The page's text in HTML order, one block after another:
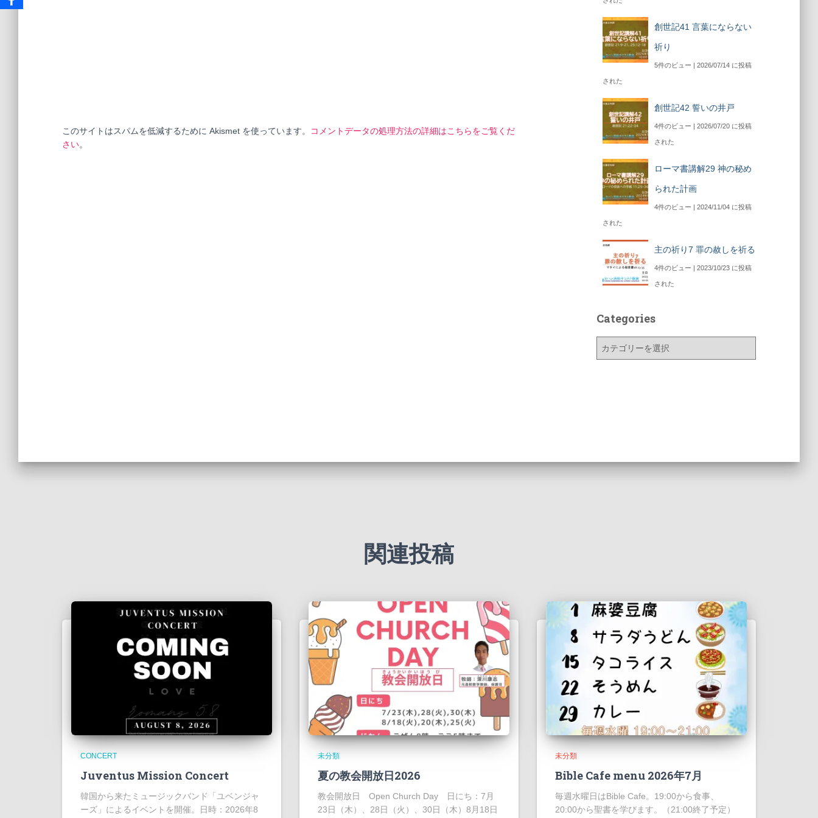
このサイトはスパムを低減するために Akismet を使っています。
コメントデータの処理方法の詳細はこちらをご覧くだ
さい。
創世記41 言葉にならない
祈り
5件のビュー 2026/07/14 に投稿
された
創世記42 誓いの井戸
4件のビュー 2026/07/20 に投稿
された
ローマ書講解29 神の秘め
られた計画
4件のビュー 2024/11/04 に投稿
された
主の祈り7 罪の赦しを祈る
4件のビュー 2023/10/23 に投稿
された
Categories
関連投稿
CONCERT
Juventus Mission Concert
韓国から来たミュージックバンド「ユベンジャ
ーズ」によるイベントを開催。日時：2026年8
未分類
夏の教会開放日2026
教会開放日 Open Church Day 日にち：7月
23日（木）、28日（火）、30日（木）8月18日
未分類
Bible Cafe menu 2026年7月
毎週水曜日はBible Cafe。19:00から食事、
20:00から聖書を学びます。（21:00終了予定）